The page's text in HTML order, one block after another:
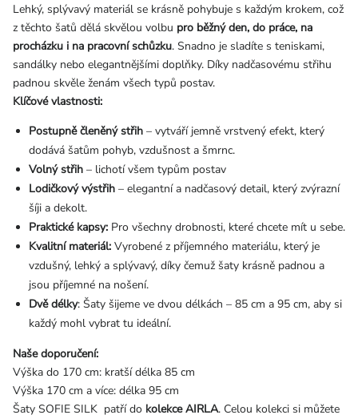
Lehký, splývavý materiál se krásně pohybuje s každým krokem, což
z těchto šatů dělá skvělou volbu pro běžný den, do práce, na
procházku i na pracovní schůzku. Snadno je sladíte s teniskami,
sandálky nebo elegantnějšími doplňky. Díky nadčasovému střihu
padnou skvěle ženám všech typů postav.
Klíčové vlastnosti:
Postupně členěný střih – vytváří jemně vrstvený efekt, který
dodává šatům pohyb, vzdušnost a šmrnc.
Volný střih – lichotí všem typům postav
Lodičkový výstřih – elegantní a nadčasový detail, který zvýrazní
šíji a dekolt.
Praktické kapsy: Pro všechny drobnosti, které chcete mít u sebe.
Kvalitní materiál: Vyrobené z příjemného materiálu, který je
vzdušný, lehký a splývavý, díky čemuž šaty krásně padnou a
jsou příjemné na nošení.
Dvě délky: Šaty šijeme ve dvou délkách – 85 cm a 95 cm, aby si
každý mohl vybrat tu ideální.
Naše doporučení:
Výška do 170 cm: kratší délka 85 cm
Výška 170 cm a více: délka 95 cm
Šaty SOFIE SILK patří do kolekce AIRLA. Celou kolekci si můžete